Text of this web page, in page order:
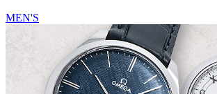
MEN'S